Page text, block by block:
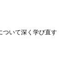
ついて深く学び直す